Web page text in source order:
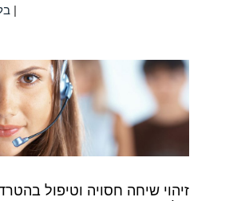
|
זיהוי שיחה חסויה וטיפול